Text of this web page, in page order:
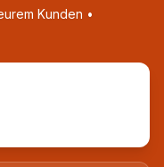
Kunden •